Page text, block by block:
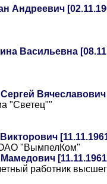
Андреевич
Васильевна
Вячеславович
"Светец""
ОАО "ВымпелКом"
работник